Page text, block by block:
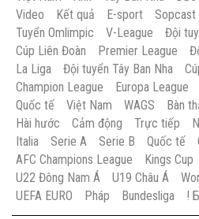
Video
Kết quả E-sport Sopcast
Tuyển Omlimpic
V-League Đội
Cúp Liên Đoàn
Premier League
La Liga
Đội tuyển Tây Ban Nha
Champion League
Europa League
Quốc tế
Việt Nam WAGS Bàn
Hài hước
Cảm động Trực tiếp
Italia
Serie A Serie B Quốc tế
AFC Champions League
Kings Cup
U22 Đông Nam Á
U19 Châu Á
UEFA EURO
Pháp Bundesliga !